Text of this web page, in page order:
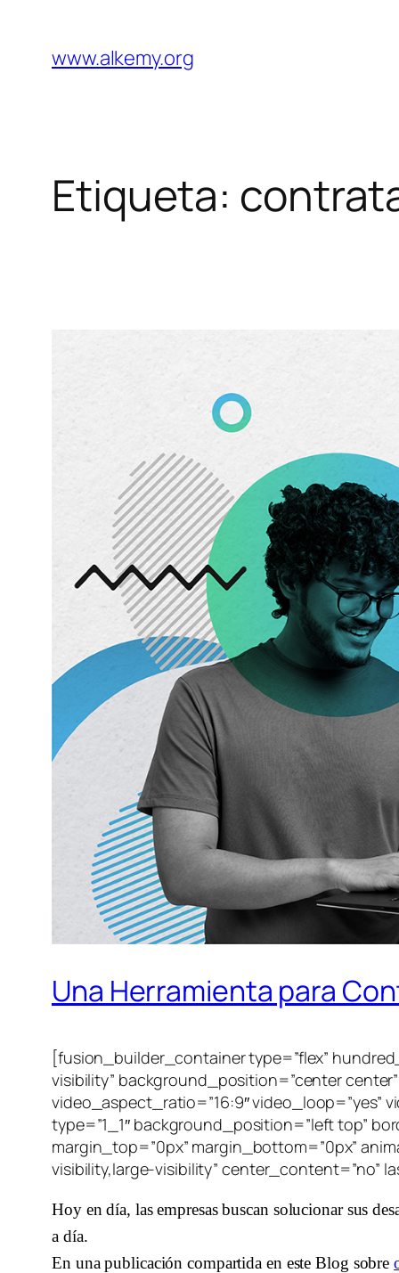
contenido
www.alkemy.org
Etiqueta:
Una Herramienta para
[fusion_builder_container type=”flex”
visibility” background_position=”center
video_aspect_ratio=”16:9″ video_loop=”yes”
type=”1_1″ background_position=”left top”
margin_top=”0px” margin_bottom=”0px”
visibility,large-visibility” center_content=”no”
Hoy en día, las empresas buscan solucionar sus
a día.
En una publicación compartida en este Blog sobre